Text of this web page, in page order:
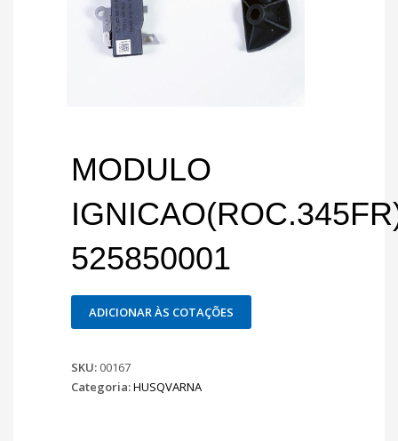
MODULO
525850001
ADICIONAR ÀS COTAÇÕES
SKU: 00167
Categoria:HUSQVARNA